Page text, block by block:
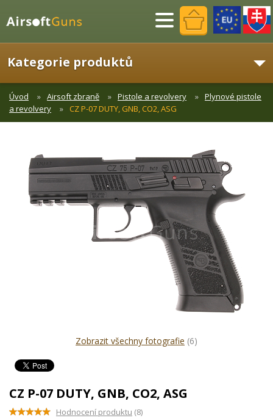
Menu
Kategorie produktů
Úvod Airsoft zbraně Pistole a revolvery
Plynové pistole
a revolvery
CZ P-07 DUTY, GNB, CO2, ASG
Zobrazit všechny fotografie (6)
CZ P-07 DUTY, GNB, CO2, ASG
Hodnocení produktu (8)